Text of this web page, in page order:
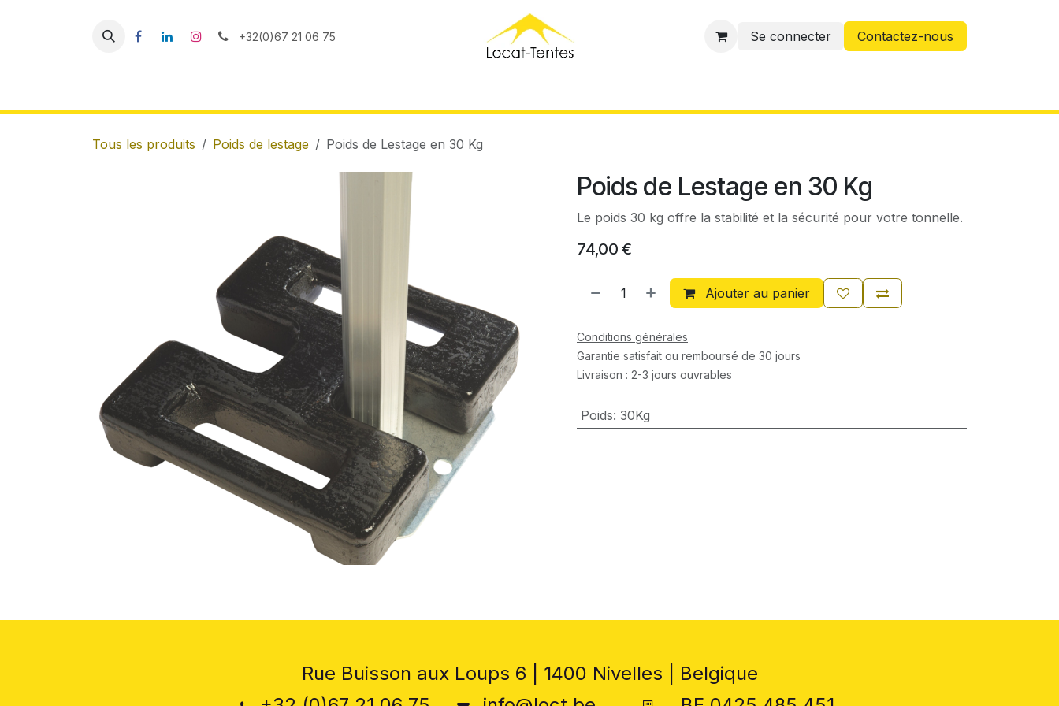
+32(0)67 21 06 75 Se connecter Contactez-nous
Tous les produits Poids de lestage Poids de Lestage en 30 Kg
Poids de Lestage en 30 Kg
Le poids 30 kg offre la stabilité et la sécurité pour votre tonnelle.
74,00 €
Ajouter au panier
Conditions générales
Garantie satisfait ou remboursé de 30 jours
Livraison : 2-3 jours ouvrables
Poids: 30Kg
Rue Buisson aux Loups 6 | 1400 Nivelles | Belgique